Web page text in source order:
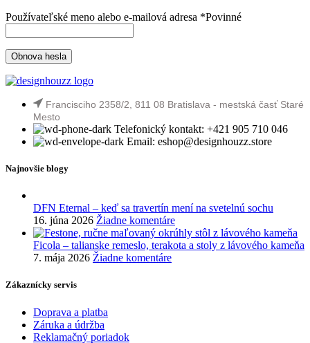
Používateľské meno alebo e-mailová adresa *Povinné
Obnova hesla
Francisciho 2358/2, 811 08 Bratislava - mestská časť Staré
Mesto
Telefonický kontakt: +421 905 710 046
Email: eshop@designhouzz.store
Najnovšie blogy
DFN Eternal – keď sa travertín mení na svetelnú sochu
16. júna 2026 Žiadne komentáre
Ficola – talianske remeslo, terakota a stoly z lávového kameňa
7. mája 2026 Žiadne komentáre
Zákaznícky servis
Doprava a platba
Záruka a údržba
Reklamačný poriadok